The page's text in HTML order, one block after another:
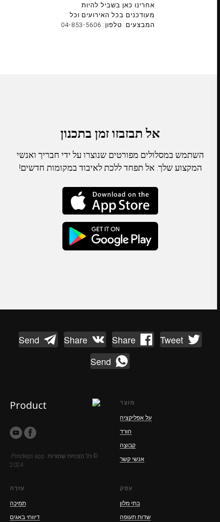
אחרינו כאן בשביל להיות
מעודכנים בכל האירועים וכל
המבצעים. טלפון: 04-853-5606
אל תבזבזו זמן בתכנון
השתמש במסלולים מפורטים שנוצרו על ידי חבריך ואנשי
המקצוע שלך. אל תפחד ללכת לאיבוד במקומות חדשים!
Tweet
Share
Share
Send
Send
© כֹּל הַזְכוּיוֹת שְׁמוּרוֹת. Pinsteps app.
2024
מוּצָר
על אפליקציה
הורד
קְבוּצָה
אנשי קשר
עֶזרָה
תְמִיכָה
דיווחי באגים
עֵסֶק
בתי מלון
שדות תעופה